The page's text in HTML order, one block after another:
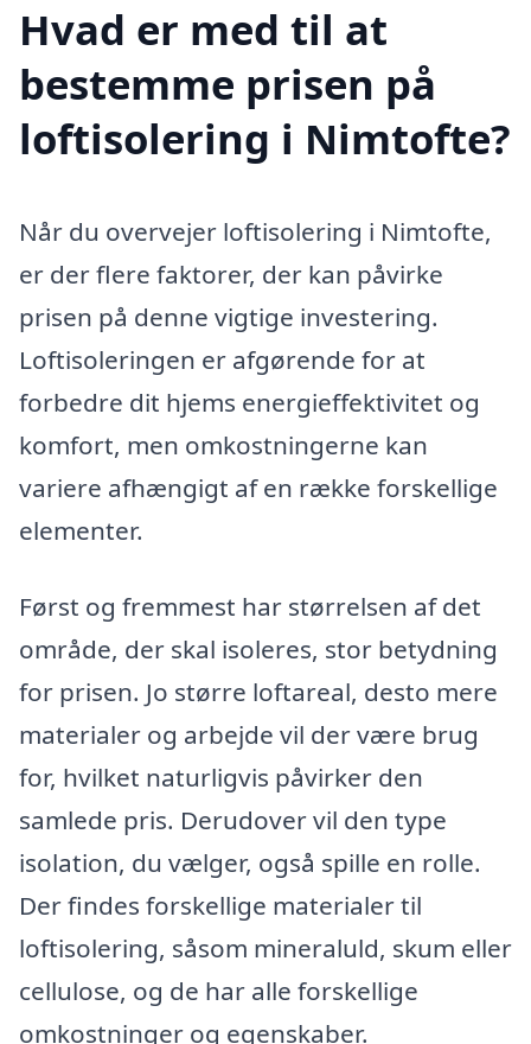
Hvad er med til at
bestemme prisen på
loftisolering i Nimtofte?
Når du overvejer loftisolering i Nimtofte,
er der flere faktorer, der kan påvirke
prisen på denne vigtige investering.
Loftisoleringen er afgørende for at
forbedre dit hjems energieffektivitet og
komfort, men omkostningerne kan
variere afhængigt af en række forskellige
elementer.
Først og fremmest har størrelsen af det
område, der skal isoleres, stor betydning
for prisen. Jo større loftareal, desto mere
materialer og arbejde vil der være brug
for, hvilket naturligvis påvirker den
samlede pris. Derudover vil den type
isolation, du vælger, også spille en rolle.
Der findes forskellige materialer til
loftisolering, såsom mineraluld, skum eller
cellulose, og de har alle forskellige
omkostninger og egenskaber.